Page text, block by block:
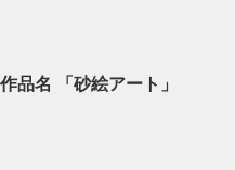
品名 「砂絵アート」